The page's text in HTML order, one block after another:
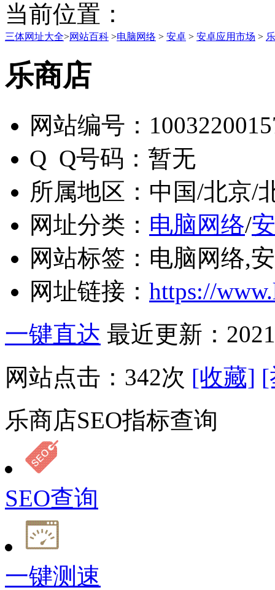
当前位置：
三体网址大全>网站百科 >电脑网络 > 安卓 > 安卓应用市场 >
乐商店
网站编号：
Q Q号码： 暂无
所属地区： 中国/北京/
网址分类： 电脑网络/
网站标签： 电脑网络,
网址链接： https://
一键直达 最近更新：
网站点击： 342次 [收藏] [
乐商店SEO指标查询
SEO查询
一键测速